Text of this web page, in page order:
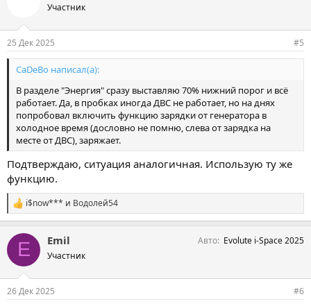
:
Участник
25 Дек 2025 #5
CaDeBo написал(а):
В разделе "Энергия" сразу выставляю 70% нижний порог и всё
работает. Да, в пробках иногда ДВС не работает, но на днях
попробовал включить функцию зарядки от генератора в
холодное время (дословно не помню, слева от зарядка на
месте от ДВС), заряжает.
Подтверждаю, ситуация аналогичная. Использую ту же
функцию.
С
и
п
т
:
i$now*** и Водолей54
E Emil
Участник
Авто Evolute i-Space 2025
26 Дек 2025 #6